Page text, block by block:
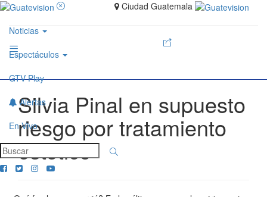
Noticias
Espectáculos
GTV Play
Alertas
En Vivo
Ciudad Guatemala
Silvia Pinal en supuesto
riesgo por tratamiento
estético